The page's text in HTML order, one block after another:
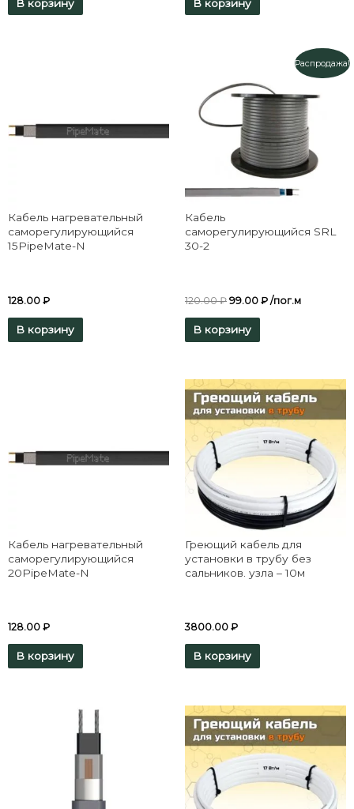
В корзину В корзину
Кабель нагревательный
саморегулирующийся
15PipeMate-N
128.00 ₽
В корзину
Распродажа!
Кабель
саморегулирующийся SRL
30-2
120.00₽ 99.00 ₽ /пог.м
В корзину
Кабель нагревательный
саморегулирующийся
20PipeMate-N
128.00 ₽
В корзину
Греющий кабель для
установки в трубу без
сальников. узла – 10м
3800.00 ₽
В корзину